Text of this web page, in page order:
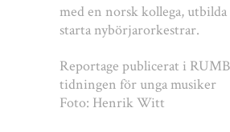
med en norsk kollega,
starta nybörjarorkestrar.
Reportage publicerat i
tidningen för unga musiker
Foto: Henrik Witt